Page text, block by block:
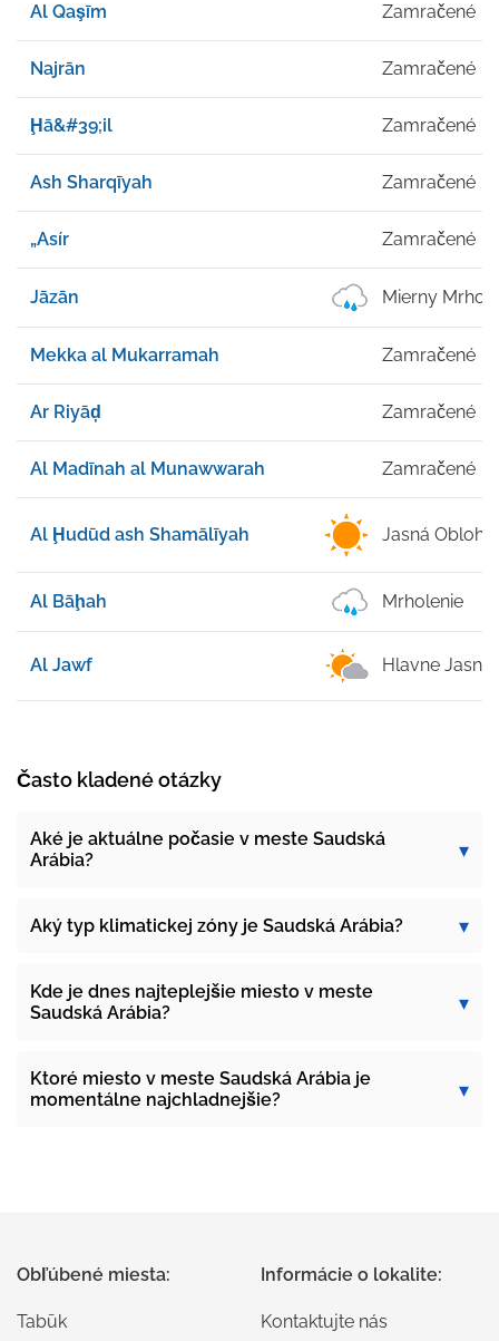
Al Qaşīm Zamračené
Najrān Zamračené
Ḩā&#39;il Zamračené
Ash Sharqīyah Zamračené
„Asír Zamračené
Jāzān Mierny
Mekka al Mukarramah Zamračené
Ar Riyāḑ Zamračené
Al Madīnah al Munawwarah Zamračené
Al Ḩudūd ash Shamālīyah Jasná Obloha
Al Bāḩah Mrholenie
Al Jawf Hlavne Jasné
Často kladené otázky
Aké je aktuálne počasie v meste Saudská
Arábia?
Aký typ klimatickej zóny je Saudská Arábia?
Kde je dnes najteplejšie miesto v meste
Saudská Arábia?
Ktoré miesto v meste Saudská Arábia je
momentálne najchladnejšie?
Obľúbené miesta:
Tabūk
Informácie o lokalite:
Kontaktujte nás